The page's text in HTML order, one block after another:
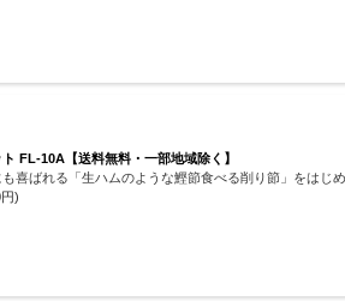
FL-10A【送料無料・一部地域除く】
も喜ばれる「生ハムのような鰹節食べる削り節」をは
)